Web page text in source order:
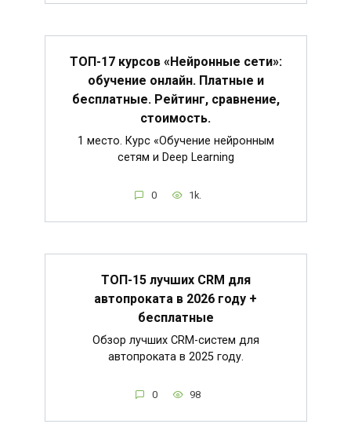
ТОП-17 курсов «Нейронные сети»:
обучение онлайн. Платные и
бесплатные. Рейтинг, сравнение,
стоимость.
1 место. Курс «Обучение нейронным
сетям и Deep Learning
0 1k.
ТОП-15 лучших CRM для
автопроката в 2026 году +
бесплатные
Обзор лучших CRM-систем для
автопроката в 2025 году.
0 98